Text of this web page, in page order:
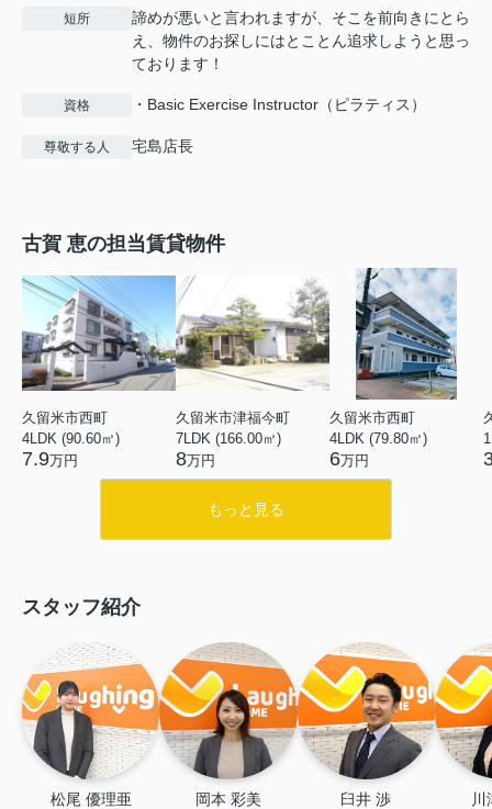
短所
諦めが悪いと言われますが、そこを前向きにとら
え、物件のお探しにはとことん追求しようと思っ
ております！
資格 ・Basic Exercise Instructor（ピラティス）
尊敬する人 宅島店長
古賀 恵の担当賃貸物件
久留米市西町
4LDK (90.60㎡)
7.9万円
久留米市津福今町
7LDK (166.00㎡)
8万円
久留米市西町
4LDK (79.80㎡)
6万円
もっと見る
スタッフ紹介
松尾 優理亜 岡本 彩美 臼井 渉 川